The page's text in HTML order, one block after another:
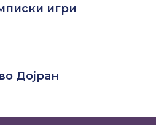
игри
Дојран